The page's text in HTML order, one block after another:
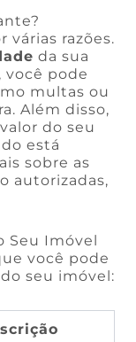
várias razões.
da sua
você pode
multas ou
Além disso,
do seu
está
sobre as
autorizadas,
Seu Imóvel
você pode
seu imóvel: